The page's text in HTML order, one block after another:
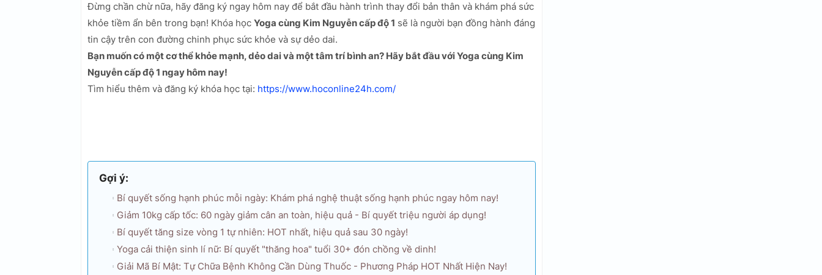
Đừng chần chừ nữa, hãy đăng ký ngay hôm nay để bắt đầu hành trình thay đổi bản thân và khám phá sức
khỏe tiềm ẩn bên trong bạn! Khóa học Yoga cùng Kim Nguyễn cấp độ 1 sẽ là người bạn đồng hành đáng
tin cậy trên con đường chinh phục sức khỏe và sự dẻo dai.
Bạn muốn có một cơ thể khỏe mạnh, dẻo dai và một tâm trí bình an? Hãy bắt đầu với Yoga cùng Kim
Nguyễn cấp độ 1 ngay hôm nay!
Tìm hiểu thêm và đăng ký khóa học tại: https://www.hoconline24h.com/
Gợi ý:
Bí quyết sống hạnh phúc mỗi ngày: Khám phá nghệ thuật sống hạnh phúc ngay hôm nay!
Giảm 10kg cấp tốc: 60 ngày giảm cân an toàn, hiệu quả - Bí quyết triệu người áp dụng!
Bí quyết tăng size vòng 1 tự nhiên: HOT nhất, hiệu quả sau 30 ngày!
Yoga cải thiện sinh lí nữ: Bí quyết "thăng hoa" tuổi 30+ đón chồng về dinh!
Giải Mã Bí Mật: Tự Chữa Bệnh Không Cần Dùng Thuốc - Phương Pháp HOT Nhất Hiện Nay!